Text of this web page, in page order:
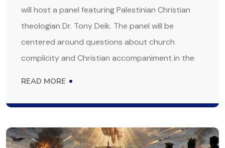
will host a panel featuring Palestinian Christian
theologian Dr. Tony Deik. The panel will be
centered around questions about church
complicity and Christian accompaniment in the
READ MORE